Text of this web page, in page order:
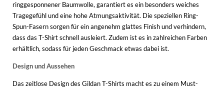
ringgesponnener Baumwolle, garantiert es ein besonders weiches
Tragegefühl und eine hohe Atmungsaktivität. Die speziellen Ring-
Spun-Fasern sorgen für ein angenehm glattes Finish und verhindern,
dass das T-Shirt schnell ausleiert. Zudem ist es in zahlreichen Farben
erhältlich, sodass für jeden Geschmack etwas dabei ist.
Design und Aussehen
Das zeitlose Design des Gildan T-Shirts macht es zu einem Must-